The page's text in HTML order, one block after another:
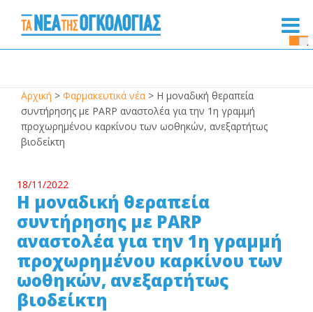
Αρχική > Φαρμακευτικά νέα > Η μοναδική θεραπεία
συντήρησης με PARP αναστολέα για την 1η γραμμή
προχωρημένου καρκίνου των ωοθηκών, ανεξαρτήτως
βιοδείκτη
18/11/2022
Η μοναδική θεραπεία
συντήρησης με PARP
αναστολέα για την 1η γραμμή
προχωρημένου καρκίνου των
ωοθηκών, ανεξαρτήτως
βιοδείκτη